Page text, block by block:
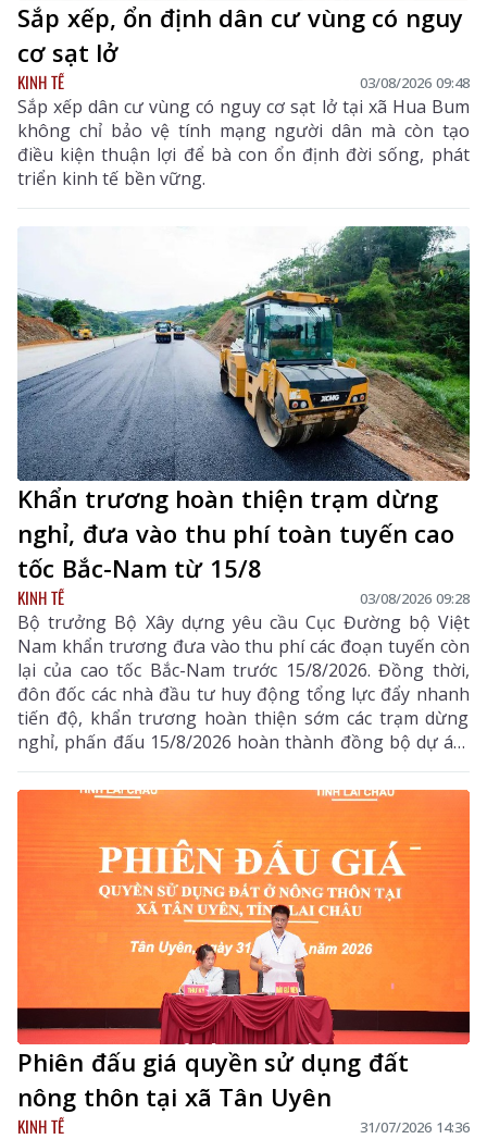
Sắp xếp, ổn định dân cư vùng có nguy
cơ sạt lở
KINH TẾ 03/08/2026 09:48
Sắp xếp dân cư vùng có nguy cơ sạt lở tại xã Hua Bum
không chỉ bảo vệ tính mạng người dân mà còn tạo
điều kiện thuận lợi để bà con ổn định đời sống, phát
triển kinh tế bền vững.
Khẩn trương hoàn thiện trạm dừng
nghỉ, đưa vào thu phí toàn tuyến cao
tốc Bắc-Nam từ 15/8
KINH TẾ 03/08/2026 09:28
Bộ trưởng Bộ Xây dựng yêu cầu Cục Đường bộ Việt
Nam khẩn trương đưa vào thu phí các đoạn tuyến còn
lại của cao tốc Bắc-Nam trước 15/8/2026. Đồng thời,
đôn đốc các nhà đầu tư huy động tổng lực đẩy nhanh
tiến độ, khẩn trương hoàn thiện sớm các trạm dừng
nghỉ, phấn đấu 15/8/2026 hoàn thành đồng bộ dự án,
triển khai thu phí các tuyến cao tốc
Phiên đấu giá quyền sử dụng đất
nông thôn tại xã Tân Uyên
KINH TẾ 31/07/2026 14:36